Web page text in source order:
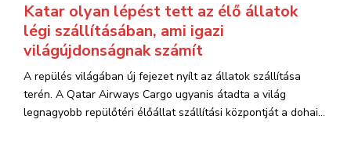
Katar olyan lépést tett az élő állatok
légi szállításában, ami igazi
világújdonságnak számít
A repülés világában új fejezet nyílt az állatok szállítása
terén. A Qatar Airways Cargo ugyanis átadta a világ
legnagyobb repülőtéri élőállat szállítási központját a dohai...